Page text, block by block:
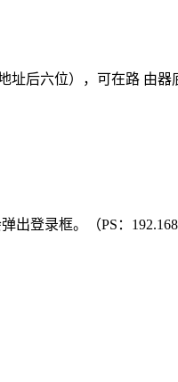
后六位），可在路 由器
出登录框。（PS：